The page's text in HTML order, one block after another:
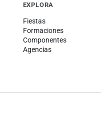
EXPLORA
Fiestas
Formaciones
Componentes
Agencias